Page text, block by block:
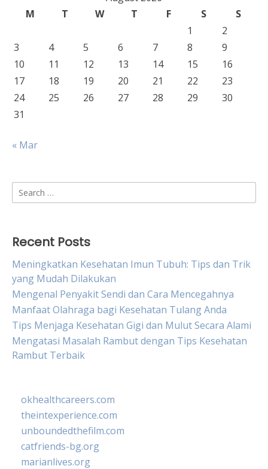
M
T W T F S
S
1
2
3
4 5 6 7 8
9
10
11 12 13 14 15
16
17
18 19 20 21 22
23
24
25 26 27 28 29
30
31
« Mar
Search
for:
Recent Posts
Meningkatkan Kesehatan Imun Tubuh: Tips dan Trik
yang Mudah Dilakukan
Mengenal Penyakit Sendi dan Cara Mencegahnya
Manfaat Olahraga bagi Kesehatan Tulang Anda
Tips Menjaga Kesehatan Gigi dan Mulut Secara Alami
Mengatasi Masalah Rambut dengan Tips Kesehatan
Rambut Terbaik
okhealthcareers.com
theintexperience.com
unboundedthefilm.com
catfriends-bg.org
marianlives.org